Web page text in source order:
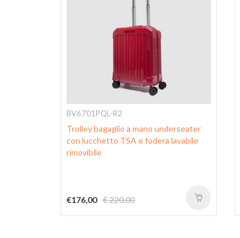
BV6701PQL-R2
Trolley bagaglio a mano underseater
con lucchetto TSA e fodera lavabile
rimovibile
€176,00 € 220,00